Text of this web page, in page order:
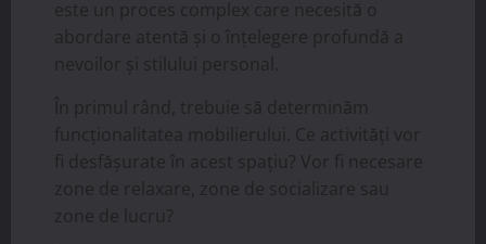
este un proces complex care necesită o
abordare atentă și o înțelegere profundă a
nevoilor și stilului personal.
În primul rând, trebuie să determinăm
funcționalitatea mobilierului. Ce activități vor
fi desfășurate în acest spațiu? Vor fi necesare
zone de relaxare, zone de socializare sau
zone de lucru?